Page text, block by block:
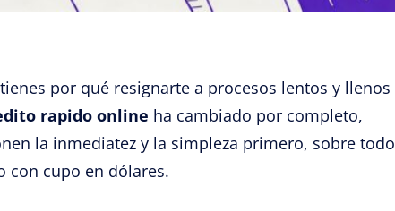
por qué resignarte a procesos lentos y llenos
rapido online ha cambiado por completo,
la inmediatez y la simpleza primero, sobre todo
con cupo en dólares.